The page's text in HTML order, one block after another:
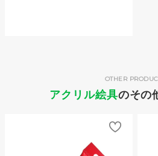
アクリル絵具のその
OTHER